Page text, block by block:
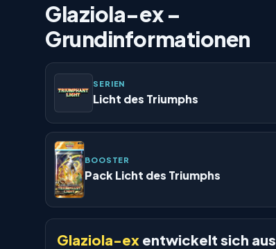
Glaziola-ex –
Grundinformationen
SERIEN
Licht des Triumphs
BOOSTER
Pack Licht des Triumphs
Glaziola-ex entwickelt sich aus